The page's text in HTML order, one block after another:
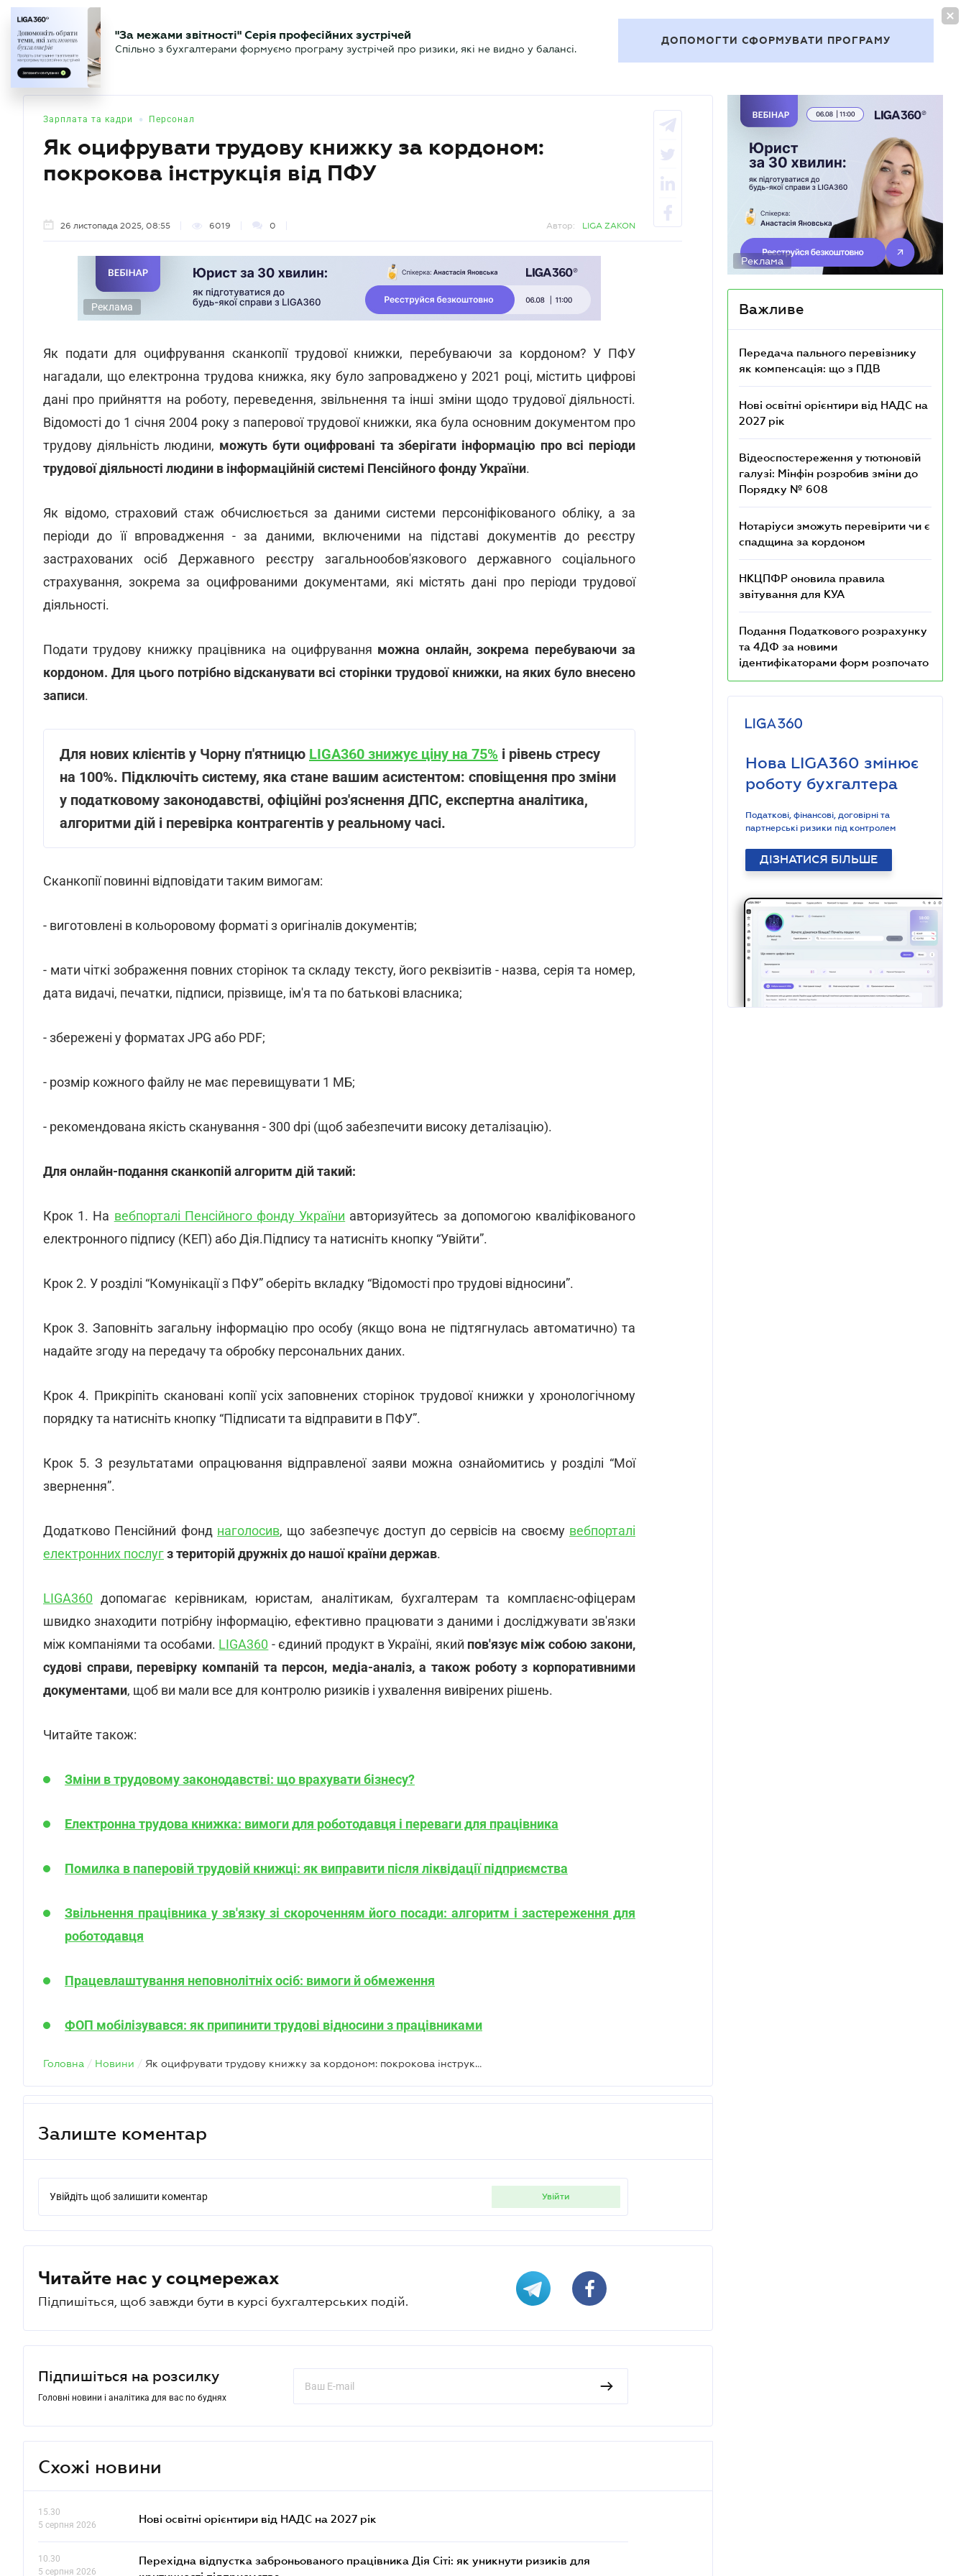
БУХГАЛТЕР Новини Аналітика Календар Актуально
"За межами звітності" Серія професійних зустрічей
Спільно з бухгалтерами формуємо програму зустрічей про ризики, які не видно у балансі.
ДОПОМОГТИ СФОРМУВАТИ ПРОГРАМУ
Зарплата та кадри • Персонал
Як оцифрувати трудову книжку за кордоном:
покрокова інструкція від ПФУ
26 листопада 2025, 08:55 6019 0 Автор: LIGA ZAKON
Реклама
Як подати для оцифрування сканкопії трудової книжки, перебуваючи за кордоном? У ПФУ
нагадали, що електронна трудова книжка, яку було запроваджено у 2021 році, містить цифрові
дані про прийняття на роботу, переведення, звільнення та інші зміни щодо трудової діяльності.
Відомості до 1 січня 2004 року з паперової трудової книжки, яка була основним документом про
трудову діяльність людини, можуть бути оцифровані та зберігати інформацію про всі періоди
трудової діяльності людини в інформаційній системі Пенсійного фонду України.
Як відомо, страховий стаж обчислюється за даними системи персоніфікованого обліку, а за
періоди до її впровадження - за даними, включеними на підставі документів до реєстру
застрахованих осіб Державного реєстру загальнообов'язкового державного соціального
страхування, зокрема за оцифрованими документами, які містять дані про періоди трудової
діяльності.
Подати трудову книжку працівника на оцифрування можна онлайн, зокрема перебуваючи за
кордоном. Для цього потрібно відсканувати всі сторінки трудової книжки, на яких було внесено
записи.
Для нових клієнтів у Чорну п'ятницю LIGA360 знижує ціну на 75% і рівень стресу
на 100%. Підключіть систему, яка стане вашим асистентом: сповіщення про зміни
у податковому законодавстві, офіційні роз'яснення ДПС, експертна аналітика,
алгоритми дій і перевірка контрагентів у реальному часі.
Сканкопії повинні відповідати таким вимогам:
- виготовлені в кольоровому форматі з оригіналів документів;
- мати чіткі зображення повних сторінок та складу тексту, його реквізитів - назва, серія та номер,
дата видачі, печатки, підписи, прізвище, ім'я та по батькові власника;
- збережені у форматах JPG або PDF;
- розмір кожного файлу не має перевищувати 1 МБ;
- рекомендована якість сканування - 300 dpi (щоб забезпечити високу деталізацію).
Для онлайн-подання сканкопій алгоритм дій такий:
Крок 1. На вебпорталі Пенсійного фонду України авторизуйтесь за допомогою кваліфікованого
електронного підпису (КЕП) або Дія.Підпису та натисніть кнопку “Увійти”.
Крок 2. У розділі “Комунікації з ПФУ” оберіть вкладку “Відомості про трудові відносини”.
Крок 3. Заповніть загальну інформацію про особу (якщо вона не підтягнулась автоматично) та
надайте згоду на передачу та обробку персональних даних.
Крок 4. Прикріпіть скановані копії усіх заповнених сторінок трудової книжки у хронологічному
порядку та натисніть кнопку “Підписати та відправити в ПФУ”.
Крок 5. З результатами опрацювання відправленої заяви можна ознайомитись у розділі “Мої
звернення”.
Додатково Пенсійний фонд наголосив, що забезпечує доступ до сервісів на своєму вебпорталі
електронних послугз територій дружніх до нашої країни держав.
LIGA360 допомагає керівникам, юристам, аналітикам, бухгалтерам та комплаєнс-офіцерам
швидко знаходити потрібну інформацію, ефективно працювати з даними і досліджувати зв'язки
між компаніями та особами. LIGA360 - єдиний продукт в Україні, який пов'язує між собою закони,
судові справи, перевірку компаній та персон, медіа-аналіз, а також роботу з корпоративними
документами, щоб ви мали все для контролю ризиків і ухвалення вивірених рішень.
Читайте також:
Зміни в трудовому законодавстві: що врахувати бізнесу?
Електронна трудова книжка: вимоги для роботодавця і переваги для працівника
Помилка в паперовій трудовій книжці: як виправити після ліквідації підприємства
Звільнення працівника у зв'язку зі скороченням його посади: алгоритм і застереження для
роботодавця
Працевлаштування неповнолітніх осіб: вимоги й обмеження
ФОП мобілізувався: як припинити трудові відносини з працівниками
Головна / Новини / Як оцифрувати трудову книжку за кордоном: покрокова інструкція від ПФУ
Залиште коментар
Увійдіть щоб залишити коментар увійти
Читайте нас у соцмережах
Підпишіться, щоб завжди бути в курсі бухгалтерських подій.
Підпишіться на розсилку
Головні новини і аналітика для вас по буднях
Схожі новини
15.30
5 серпня 2026
Нові освітні орієнтири від НАДС на 2027 рік
10.30
5 серпня 2026
Перехідна відпустка заброньованого працівника Дія Сіті: як уникнути ризиків для
Реклама
Важливе
Передача пального перевізнику
як компенсація: що з ПДВ
Нові освітні орієнтири від НАДС на
2027 рік
Відеоспостереження у тютюновій
галузі: Мінфін розробив зміни до
Порядку № 608
Нотаріуси зможуть перевірити чи є
спадщина за кордоном
НКЦПФР оновила правила
звітування для КУА
Подання Податкового розрахунку
та 4ДФ за новими
ідентифікаторами форм розпочато
Нова LIGA360 змінює
роботу бухгалтера
Податкові, фінансові, договірні та
партнерські ризики під контролем
ДІЗНАТИСЯ БІЛЬШЕ